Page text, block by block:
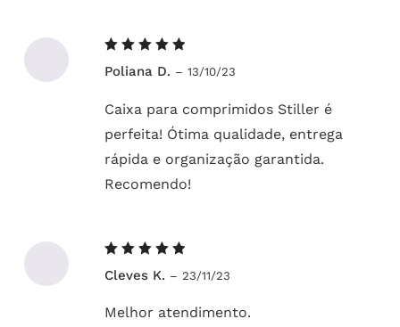
5de 5
Poliana D. – 13/10/23
Caixa para comprimidos Stiller é
perfeita! Ótima qualidade, entrega
rápida e organização garantida.
Recomendo!
5de 5
Cleves K. – 23/11/23
Melhor atendimento.